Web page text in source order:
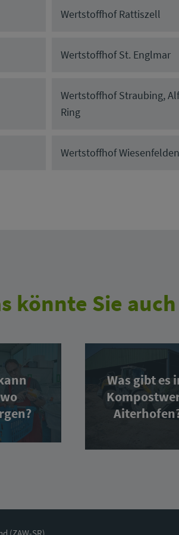
Wertstoffhof Rattiszell
Wertstoffhof St. Englmar
Wertstoffhof Straubing,
Ring
Wertstoffhof Wiesenfelden
könnte Sie
Was gibt es